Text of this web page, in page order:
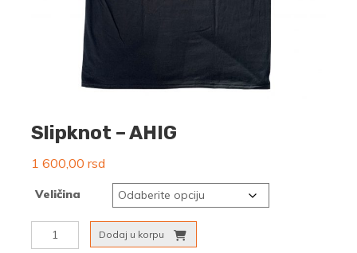
Slipknot – AHIG
1 600,00 rsd
Veličina
Slipknot
-
Dodaj u korpu